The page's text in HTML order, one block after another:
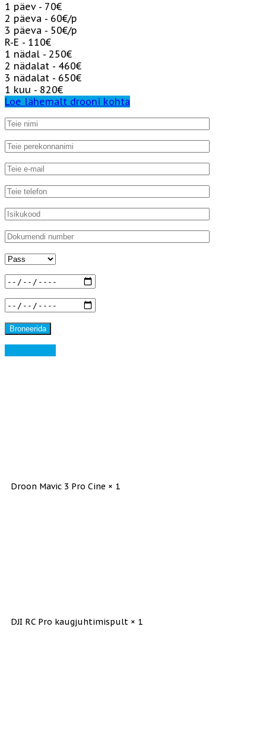
1 päev - 70€
2 päeva - 60€/p
3 päeva - 50€/p
R-E - 110€
1 nädal - 250€
2 nädalat - 460€
3 nädalat - 650€
1 kuu - 820€
Loe lähemalt drooni kohta
Droon Mavic 3 Pro Cine × 1
DJI RC Pro kaugjuhtimispult × 1